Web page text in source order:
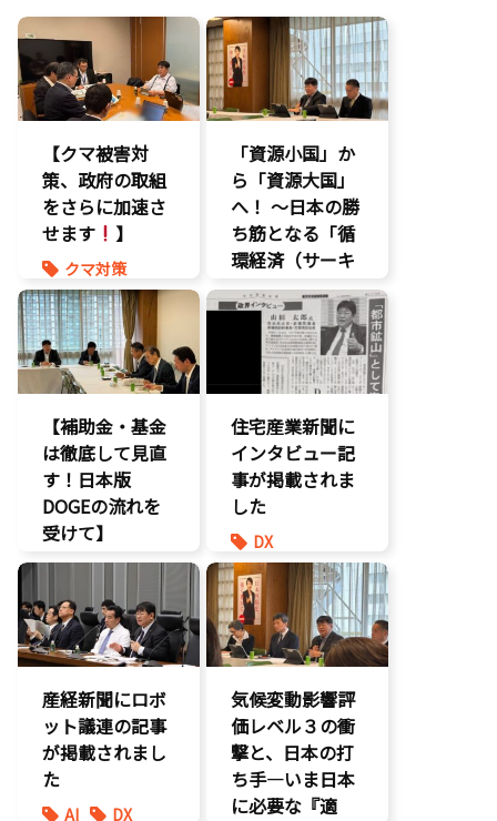
【クマ被害対
策、政府の取組
をさらに加速さ
せます
】
クマ対策
ヒグマ対策
環境部会
「資源小国」か
ら「資源大国」
へ！ 〜日本の勝
ち筋となる「循
環経済（サーキ
ュラーエコノミ
ー）」とは？〜
環境部会
【補助金・基金
は徹底して見直
す！日本版
DOGEの流れを
受けて】
環境部会
経済政策
住宅産業新聞に
インタビュー記
事が掲載されま
した
DX
報道記事
環境部会
防災
産経新聞にロボ
ット議連の記事
が掲載されまし
た
AI DX
気候変動影響評
価レベル３の衝
撃と、日本の打
ち手―いま日本
に必要な『適